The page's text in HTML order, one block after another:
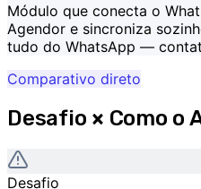
Módulo que conecta o
Agendor e sincroniza
tudo do WhatsApp —
Comparativo direto
Desafio × Como o
Desafio